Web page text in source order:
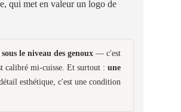
qui met en valeur un logo de
le niveau des genoux — c'est
calibré mi-cuisse. Et surtout : une
esthétique, c'est une condition